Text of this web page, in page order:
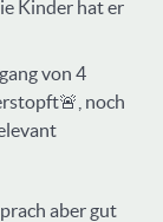
Kinder hat er
von 4
noch
aber gut